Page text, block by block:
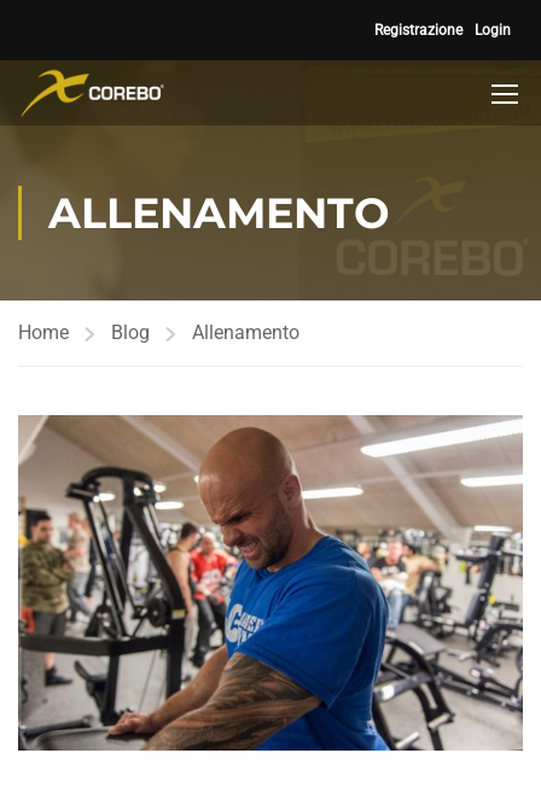
Registrazione Login
ALLENAMENTO
Home Blog Allenamento